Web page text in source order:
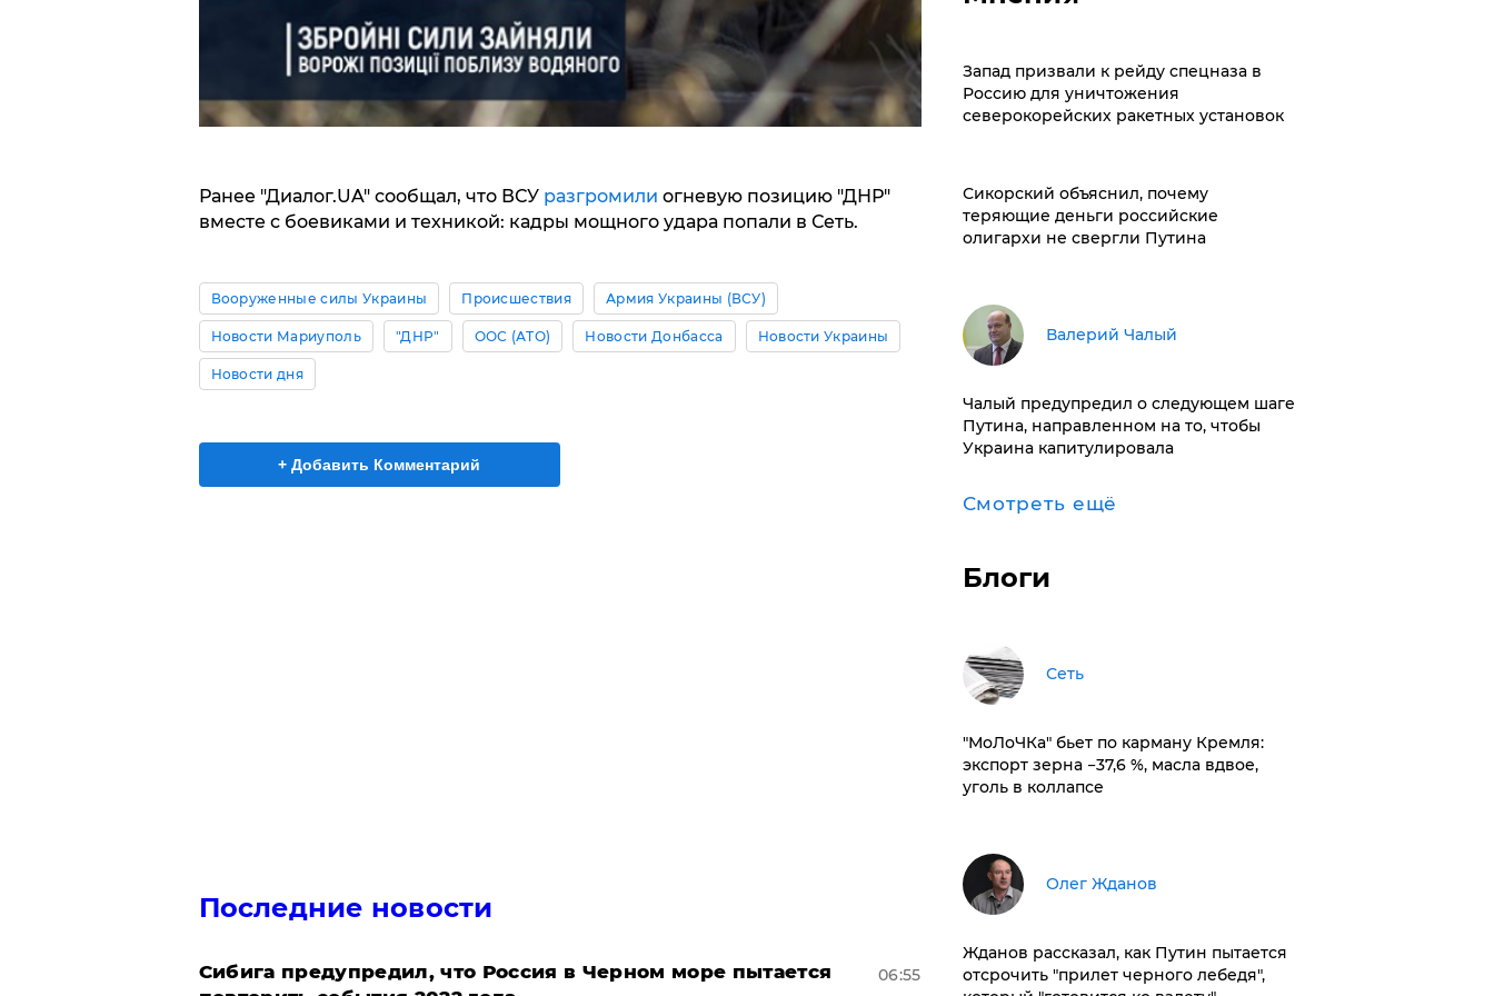
Ранее "Диалог.UA" сообщал, что ВСУ разгромили огневую позицию "ДНР"
вместе с боевиками и техникой: кадры мощного удара попали в Сеть.
Вооруженные силы Украины Происшествия Армия Украины (ВСУ)
Новости Мариуполь "ДНР" ООС (АТО) Новости Донбасса Новости Украины
Новости дня
+ Добавить Комментарий
Последние новости
Сибига предупредил, что Россия в Черном море пытается
06:55
Запад призвали к рейду спецназа в
Россию для уничтожения
северокорейских ракетных установок
Сикорский объяснил, почему
теряющие деньги российские
олигархи не свергли Путина
Валерий Чалый
Чалый предупредил о следующем шаге
Путина, направленном на то, чтобы
Украина капитулировала
Смотреть ещё
Блоги
Сеть
​"МоЛоЧКа" бьет по карману Кремля:
экспорт зерна −37,6 %, масла вдвое,
уголь в коллапсе
Олег Жданов
Жданов рассказал, как Путин пытается
отсрочить "прилет черного лебедя",